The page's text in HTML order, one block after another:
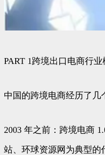
PART 1跨境出口电商行业
中国的跨境电商经历了几
2003 年之前：跨境电商
站、环球资源网为典型的